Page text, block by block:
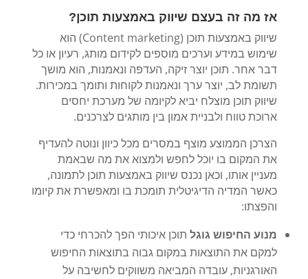
אז מה זה בעצם שיווק באמצעות תוכן?
שיווק באמצעות תוכן (Content marketing) הוא
שימוש במידע וערכים מוספים לקידום מותג, רעיון או כל
דבר אחר. תוכן יוצר זיקה, העדפה ונאמנות, הוא מושך
תשומת לב, יוצר ערך ונאמנות לקוחות ותומך במכירות.
שיווק תוכן מוצלח יביא לקיומה של מערכת יחסים
ארוכת טווח ולבניית אמון בין מותגים לצרכנים.
הצרכן הממוצע מוצף במסרים מכל כיוון ונוטה להעדיף
את המקום בו יוכל לחפש ולמצוא את מה שבאמת
מעניין אותו, וכאן נכנס שיווק באמצעות תוכן לתמונה,
כאשר המדיה הדיגיטלית תומכת בו ומאפשרת את קיומו
והפצתו:
מנוע החיפוש גוגלתוכן איכותי הפך להכרחי כדי
למקם את התוצאות במקום גבוה בתוצאות החיפוש
האורגניות, עובדה המביאה משווקים לחשיבה על